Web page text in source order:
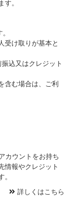
す。
受け取りが基本と
込又はクレジット
含む場合は、ご利
カウントをお持ち
情報やクレジット
。
詳しくはこちら